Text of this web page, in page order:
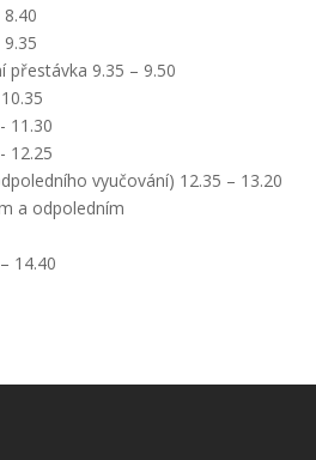
přestávka 9.35 – 9.50
11.30
12.25
vyučování) 12.35 – 13.20
a odpoledním
14.40